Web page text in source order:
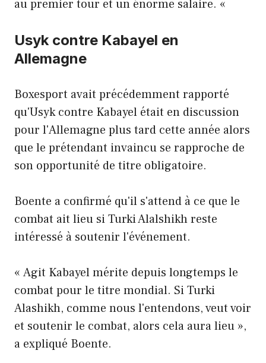
au premier tour et un énorme salaire. «
Usyk contre Kabayel en
Allemagne
Boxesport avait précédemment rapporté
qu'Usyk contre Kabayel était en discussion
pour l'Allemagne plus tard cette année alors
que le prétendant invaincu se rapproche de
son opportunité de titre obligatoire.
Boente a confirmé qu'il s'attend à ce que le
combat ait lieu si Turki Alalshikh reste
intéressé à soutenir l'événement.
« Agit Kabayel mérite depuis longtemps le
combat pour le titre mondial. Si Turki
Alashikh, comme nous l'entendons, veut voir
et soutenir le combat, alors cela aura lieu »,
a expliqué Boente.